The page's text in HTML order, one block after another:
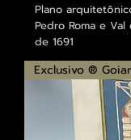
Plano
Pedro Roma e Val
de 1691
Exclusivo ®